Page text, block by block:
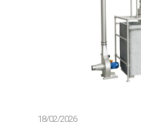
18/02/2026